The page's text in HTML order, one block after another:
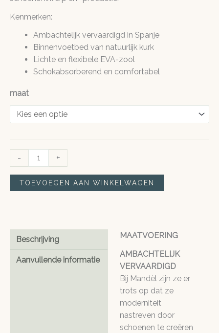
Kenmerken:
Ambachtelijk vervaardigd in Spanje
Binnenvoetbed van natuurlijk kurk
Lichte en flexibele EVA-zool
Schokabsorberend en comfortabel
maat
-
Taupe
Sandel
-
eco-
leather
+
TOEVOEGEN AAN WINKELWAGEN
Beschrijving
Aanvullende informatie
MAATVOERING
AMBACHTELIJK
VERVAARDIGD
Bij Mandèl zijn ze er
trots op dat ze
moderniteit
nastreven door
schoenen te creëren